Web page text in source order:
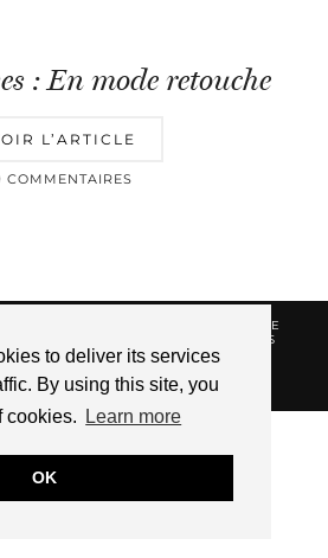
to deliver its services
By using this site, you
cookies.
Learn more
OK
: En mode retouche
L’ARTICLE
COMMENTAIRES
POLITIQUE DE
LIENS
AFFILIES
DESIGN BYpipdig